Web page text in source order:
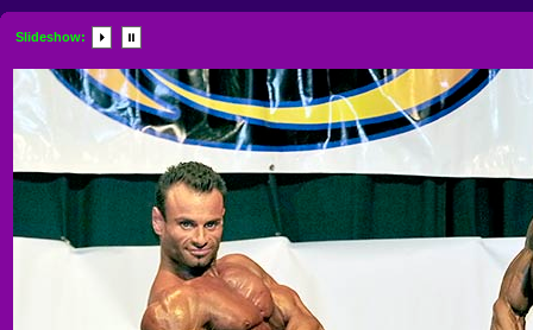
Slideshow: